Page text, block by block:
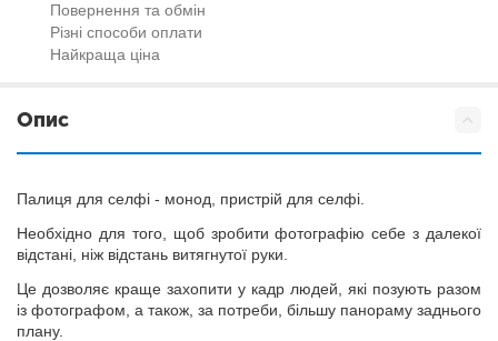
Повернення та обмін
Різні способи оплати
Найкраща ціна
Опис
Палиця для селфі - монод, пристрій для селфі.
Необхідно для того, щоб зробити фотографію себе з далекої
відстані, ніж відстань витягнутої руки.
Це дозволяє краще захопити у кадр людей, які позують разом
із фотографом, а також, за потреби, більшу панораму заднього
плану.